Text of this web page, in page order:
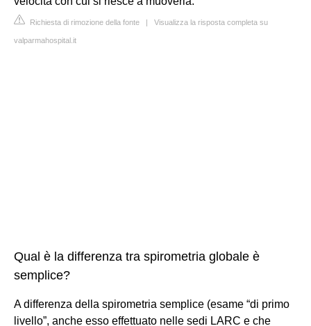
Richiesta di rimozione della fonte | Visualizza la risposta completa su
valparmahospital.it
Qual è la differenza tra spirometria globale è
semplice?
A differenza della spirometria semplice (esame “di primo
livello”, anche esso effettuato nelle sedi LARC e che